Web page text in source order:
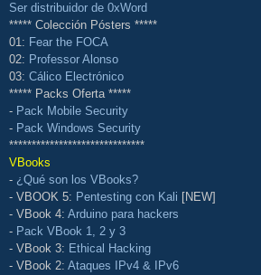
Ser distribuidor de 0xWord
***** Colección Pósters *****
01: Fear the FOCA
02: Professor Alonso
03: Cálico Electrónico
***** Packs Oferta *****
- Pack Mobile Security
- Pack Windows Security
******************************
VBooks
- ¿Qué son los VBooks?
- VBOOK 5: Pentesting con Kali [NEW]
- VBook 4: Arduino para hackers
- Pack VBook 1, 2 y 3
- VBook 3: Ethical Hacking
- VBook 2: Ataques IPv4 & IPv6